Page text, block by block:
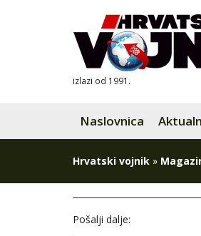
izlazi od 1991.
Naslovnica
Hrvatski vojnik »
Pošalji dalje: